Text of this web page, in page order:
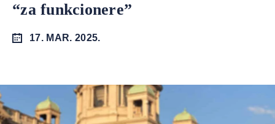
“za funkcionere”
17. MAR. 2025.